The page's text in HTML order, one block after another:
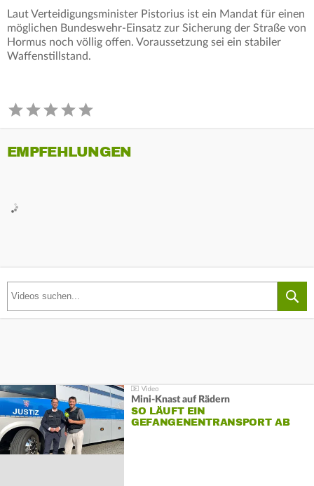
Laut Verteidigungsminister Pistorius ist ein Mandat für einen
möglichen Bundeswehr-Einsatz zur Sicherung der Straße von
Hormus noch völlig offen. Voraussetzung sei ein stabiler
Waffenstillstand.
EMPFEHLUNGEN
Mini-Knast auf Rädern
SO LÄUFT EIN
GEFANGENENTRANSPORT AB